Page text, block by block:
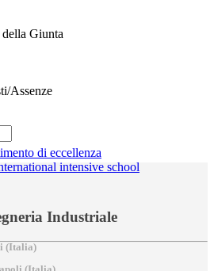
Giunta
Assenze
Industriale
(Italia)